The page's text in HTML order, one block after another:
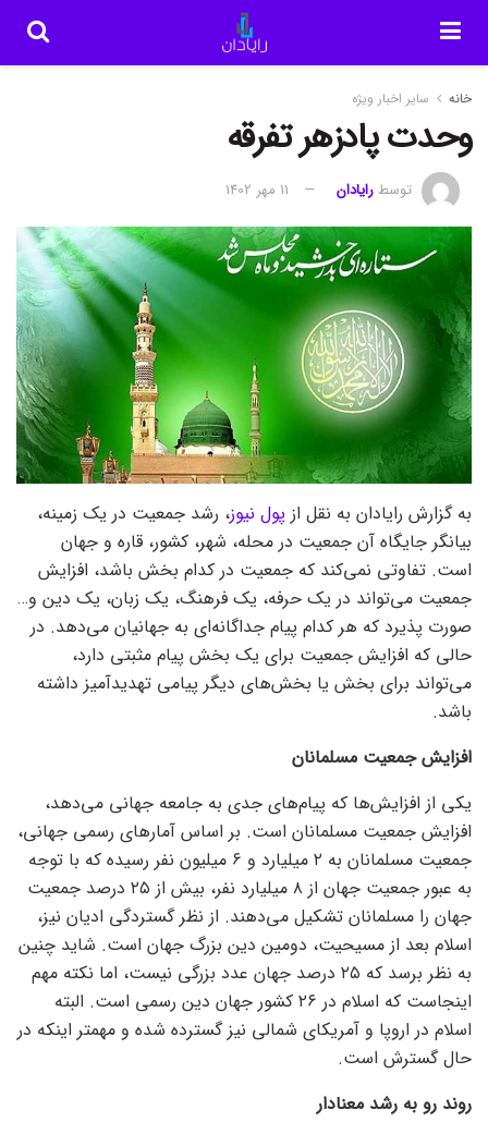
خانه سایر اخبار ویژه
وحدت پادزهر تفرقه
توسطرایادان 11 مهر 1402
به گزارش رایادان به نقل از پول نیوز، رشد جمعیت در یک زمینه،
بیانگر جایگاه آن جمعیت در محله، شهر، کشور، قاره و جهان
است. تفاوتی نمی‌کند که جمعیت در کدام بخش باشد، افزایش
جمعیت می‌تواند در یک حرفه، یک فرهنگ، یک زبان، یک دین و…
صورت پذیرد که هر کدام پیام جداگانه‌ای به جهانیان می‌دهد. در
حالی که افزایش جمعیت برای یک بخش پیام مثبتی دارد،
می‌تواند برای بخش یا بخش‌های دیگر پیامی تهدیدآمیز داشته
باشد.
افزایش جمعیت مسلمانان
یکی از افزایش‌ها که پیام‌های جدی به جامعه جهانی می‌دهد،
افزایش جمعیت مسلمانان است. بر اساس آمار‌های رسمی جهانی،
جمعیت مسلمانان به ۲ میلیارد و ۶ میلیون نفر رسیده که با توجه
به عبور جمعیت جهان از ۸ میلیارد نفر، بیش از ۲۵ درصد جمعیت
جهان را مسلمانان تشکیل می‌دهند. از نظر گستردگی ادیان نیز،
اسلام بعد از مسیحیت، دومین دین بزرگ جهان است. شاید چنین
به نظر برسد که ۲۵ درصد جهان عدد بزرگی نیست، اما نکته مهم
اینجاست که اسلام در ۲۶ کشور جهان دین رسمی است. البته
اسلام در اروپا و آمریکای شمالی نیز گسترده شده و مهمتر اینکه در
حال گسترش است.
روند رو به رشد معنادار